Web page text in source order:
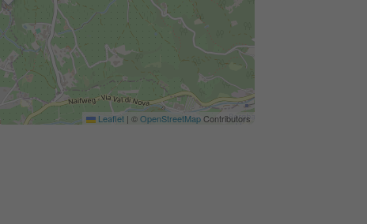
Leaflet | ©OpenStreetMapContributors